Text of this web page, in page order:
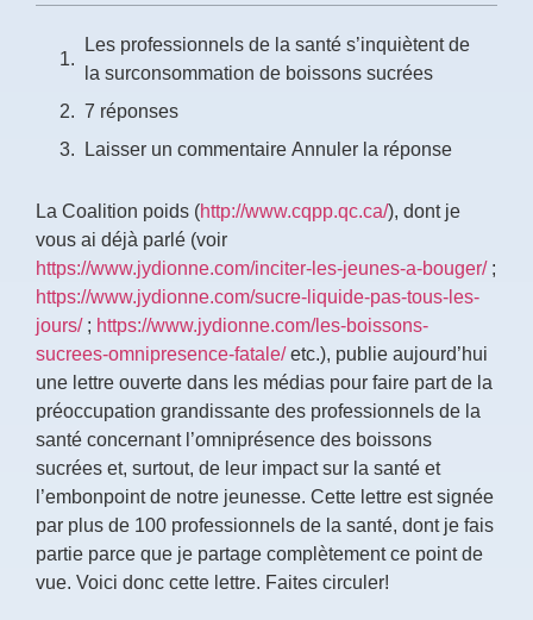
Les professionnels de la santé s’inquiètent de
la surconsommation de boissons sucrées
7 réponses
Laisser un commentaire Annuler la réponse
La Coalition poids (http://www.cqpp.qc.ca/), dont je
vous ai déjà parlé (voir
https://www.jydionne.com/inciter-les-jeunes-a-bouger/;
https://www.jydionne.com/sucre-liquide-pas-tous-les-
jours/; https://www.jydionne.com/les-boissons-
sucrees-omnipresence-fatale/etc.), publie aujourd’hui
une lettre ouverte dans les médias pour faire part de la
préoccupation grandissante des professionnels de la
santé concernant l’omniprésence des boissons
sucrées et, surtout, de leur impact sur la santé et
l’embonpoint de notre jeunesse. Cette lettre est signée
par plus de 100 professionnels de la santé, dont je fais
partie parce que je partage complètement ce point de
vue. Voici donc cette lettre. Faites circuler!